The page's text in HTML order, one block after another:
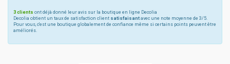
3 clients ont déjà donné leur avis sur la boutique en ligne Decolia
Decolia obtient un taux de satisfaction client satisfaisant avec une note moyenne de 3/5.
Pour vous, c'est une boutique globalement de confiance même si certains points peuvent être
améliorés.